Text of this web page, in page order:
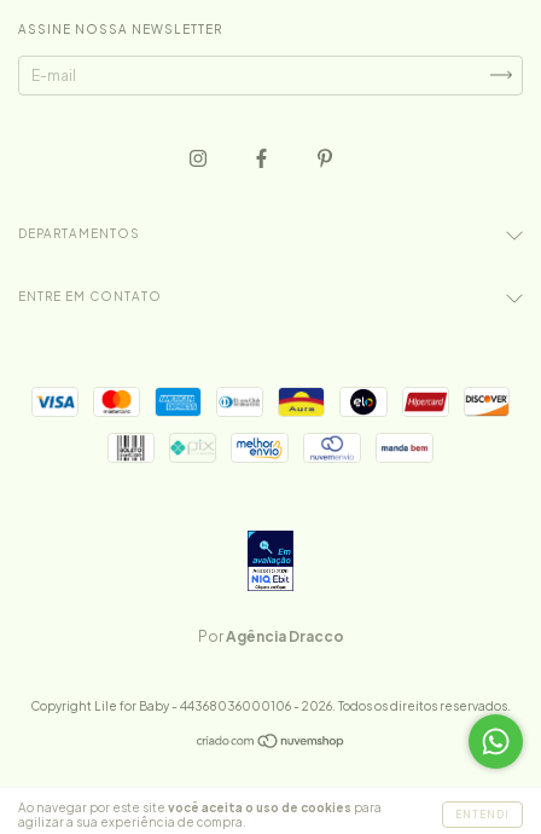
Ao navegar por este site você aceita o uso de cookies para
agilizar a sua experiência de compra.
ENTENDI
ASSINE NOSSA NEWSLETTER
DEPARTAMENTOS
ENTRE EM CONTATO
PorAgência Dracco
Copyright Lile for Baby - 44368036000106 - 2026. Todos os direitos reservados.